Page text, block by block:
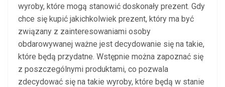
wyroby, które mogą stanowić doskonały prezent. Gdy
chce się kupić jakichkolwiek prezent, który ma być
związany z zainteresowaniami osoby
obdarowywanej ważne jest decydowanie się na takie,
które będą przydatne. Wstępnie można zapoznać się
z poszczególnymi produktami, co pozwala
zdecydować się na takie wyroby, które będą w stanie